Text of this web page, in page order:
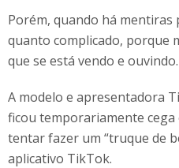
Porém, quando há
quanto complicado, porque
que se está vendo e ouvindo.
A modelo e apresentadora
ficou temporariamente
tentar fazer um “truque de
aplicativo TikTok.